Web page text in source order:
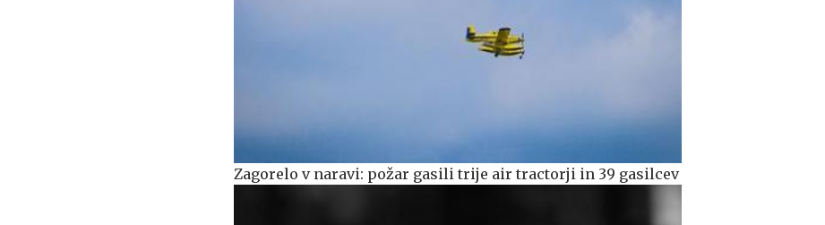
Zagorelo v naravi: požar gasili trije air tractorji in 39 gasilcev